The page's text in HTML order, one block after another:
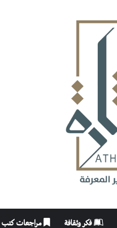
فكر وثقافة مراجعات كتب